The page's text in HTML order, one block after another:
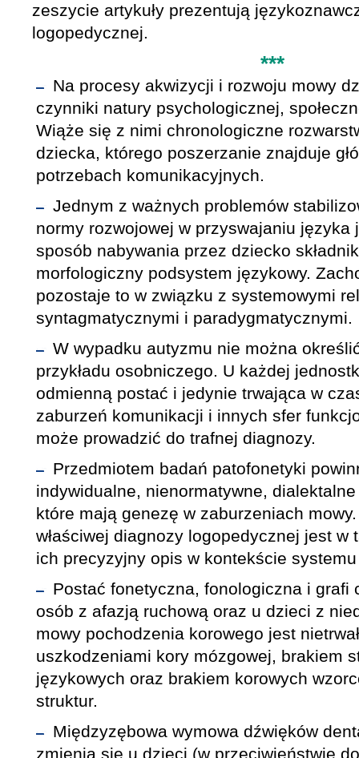
zeszycie artykuły prezentują
logopedycznej.
***
Na procesy akwizycji i rozwoju mowy
czynniki natury psychologicznej,
Wiąże się z nimi chronologiczne
dziecka, którego poszerzanie znajduje
potrzebach komunikacyjnych.
Jednym z ważnych problemów
normy rozwojowej w przyswajaniu języka
sposób nabywania przez dziecko
morfologiczny podsystem językowy.
pozostaje to w związku z systemowymi
syntagmatycznymi i paradygmatycznymi.
W wypadku autyzmu nie można
przykładu osobniczego. U każdej
odmienną postać i jedynie trwająca w
zaburzeń komunikacji i innych sfer
może prowadzić do trafnej diagnozy.
Przedmiotem badań patofonetyki
indywidualne, nienormatywne,
które mają genezę w zaburzeniach
właściwej diagnozy logopedycznej jest w
ich precyzyjny opis w kontekście
Postać fonetyczna, fonologiczna i grafi
osób z afazją ruchową oraz u dzieci z
mowy pochodzenia korowego jest
uszkodzeniami kory mózgowej, brakiem
językowych oraz brakiem korowych
struktur.
Międzyzębowa wymowa dźwięków
zmienia się u dzieci (w przeciwieństwie